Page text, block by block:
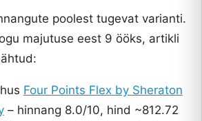
poolest tugevat varianti.
majutuse eest 9 ööks, artikli
Four Points Flex by Sheraton
– hinnang 8.0/10, hind ~812.72